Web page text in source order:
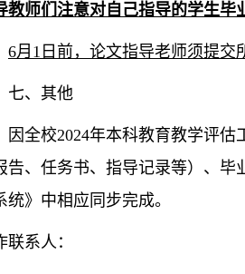
教师们注意对自己指导的学生
6月1日前，论文指导老师须提
七、其他
因全校2024年本科教育教学评
告、任务书、指导记录等）、
统》中相应同步完成。
联系人：